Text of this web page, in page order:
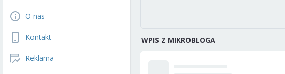
O nas
Kontakt
Reklama
WPIS Z MIKROBLOGA